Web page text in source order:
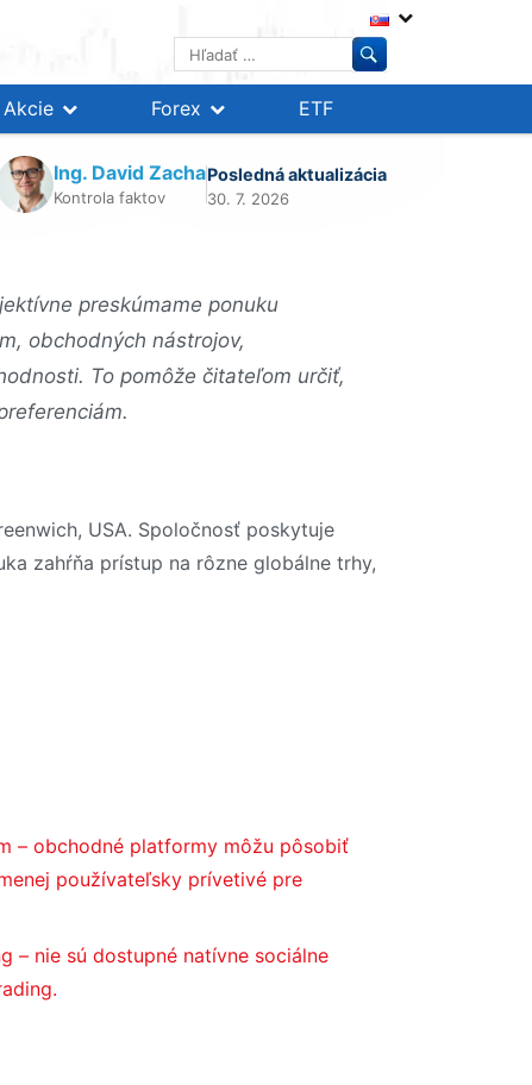
Hľadať:
Akcie Forex ETF
Ing. David Zacha
Kontrola faktov
Posledná aktualizácia
30. 7. 2026
preskúmame ponuku
obchodných nástrojov,
To pomôže čitateľom určiť,
USA. Spoločnosť poskytuje
zahŕňa prístup na rôzne globálne trhy,
– obchodné platformy môžu pôsobiť
používateľsky prívetivé pre
– nie sú dostupné natívne sociálne